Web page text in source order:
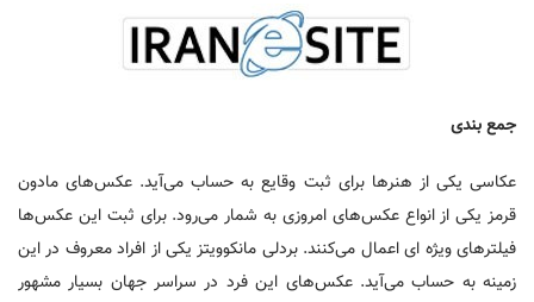
جمع بندی
عکاسی یکی از هنرها برای ثبت وقایع به حساب می‌آید. عکس‌های مادون
قرمز یکی از انواع عکس‌های امروزی به شمار می‌رود. برای ثبت این عکس‌ها
فیلترهای ویژه ای اعمال می‌کنند. بردلی مانکوویتز یکی از افراد معروف در این
زمینه به حساب می‌آید. عکس‌های این فرد در سراسر جهان بسیار مشهور